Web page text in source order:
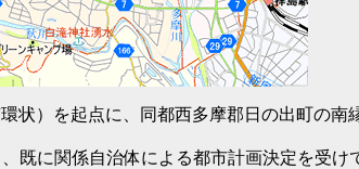
）を起点に、同都西多摩郡日の出町の南
既に関係自治体による都市計画決定を受け